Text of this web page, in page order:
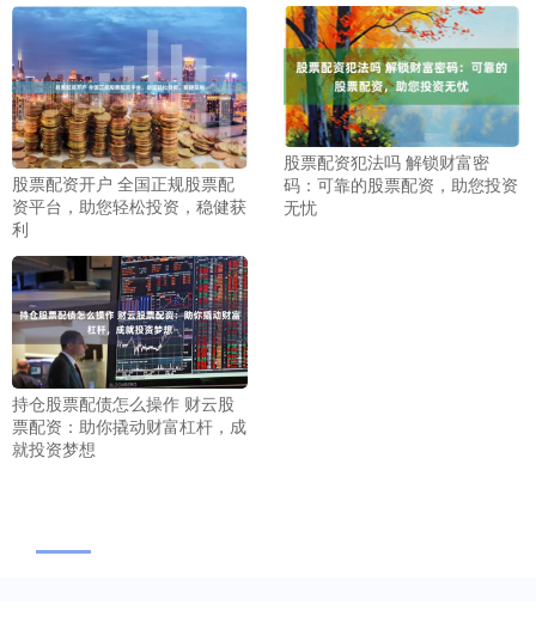
股票配资开户 全国正规股票配
资平台，助您轻松投资，稳健获
利
股票配资犯法吗 解锁财富密
码：可靠的股票配资，助您投资
无忧
持仓股票配债怎么操作 财云股
票配资：助你撬动财富杠杆，成
就投资梦想